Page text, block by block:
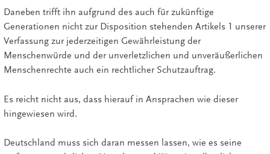
Daneben trifft ihn aufgrund des auch für zukünftige
Generationen nicht zur Disposition stehenden Artikels 1 unserer
Verfassung zur jederzeitigen Gewährleistung der
Menschenwürde und der unverletzlichen und unveräußerlichen
Menschenrechte auch ein rechtlicher Schutzauftrag.
Es reicht nicht aus, dass hierauf in Ansprachen wie dieser
hingewiesen wird.
Deutschland muss sich daran messen lassen, wie es seine